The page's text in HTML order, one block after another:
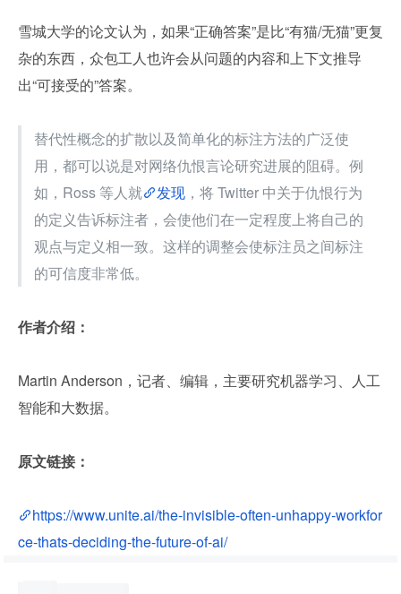
雪城大学的论文认为，如果“正确答案”是比“有猫/无猫”更复
杂的东西，众包工人也许会从问题的内容和上下文推导
出“可接受的”答案。
替代性概念的扩散以及简单化的标注方法的广泛使
用，都可以说是对网络仇恨言论研究进展的阻碍。例
如，Ross 等人就
发现 ，将 Twitter 中关于仇恨行为
的定义告诉标注者，会使他们在一定程度上将自己的
观点与定义相一致。这样的调整会使标注员之间标注
的可信度非常低。
作者介绍：
Martin Anderson，记者、编辑，主要研究机器学习、人工
智能和大数据。
原文链接：
https://www.unite.ai/the-invisible-often-unhappy-workfor
ce-thats-deciding-the-future-of-ai/